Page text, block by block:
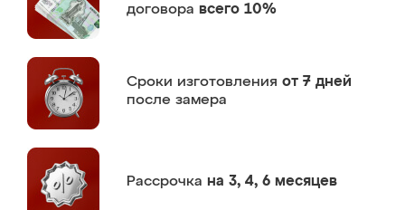
договора всего 10%
Сроки изготовления от 7 дней
после замера
Рассрочка на 3, 4, 6 месяцев